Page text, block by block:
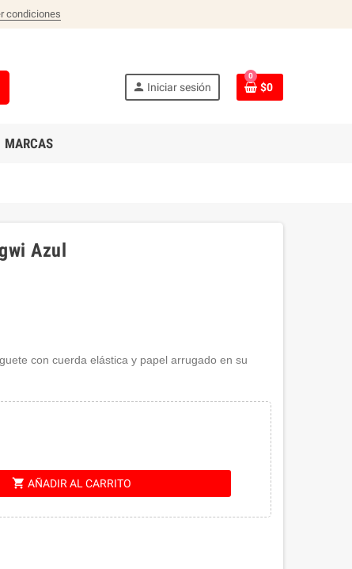
condiciones
person Iniciar sesión
0
$0
MARCAS
Azul
con cuerda elástica y papel arrugado en su
shopping_cart AÑADIR AL CARRITO